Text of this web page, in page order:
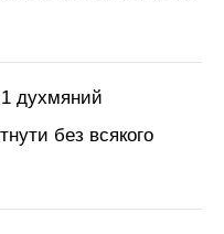
1 духмяний
без всякого